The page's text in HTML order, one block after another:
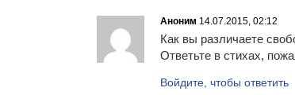
Аноним 14.07.2015, 02:12
Как вы различаете
Ответьте в стихах,
Войдите, чтобы ответить